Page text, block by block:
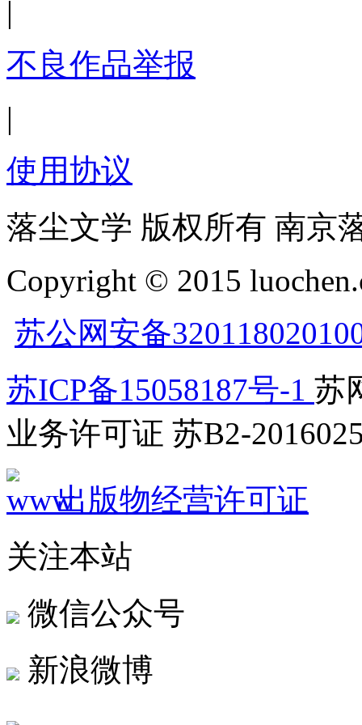
|
不良作品举报
|
使用协议
落尘文学 版权所有 南京
Copyright © 2015
苏公网安备
苏ICP备15058187号-1 苏
业务许可证 苏B2-
出版物经营许可证
关注本站
微信公众号
新浪微博